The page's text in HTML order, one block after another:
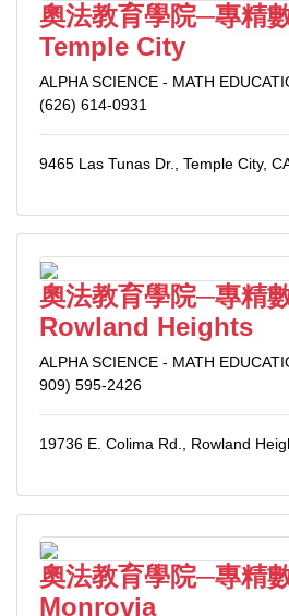
奧法教育學院─專精
Temple City
ALPHA SCIENCE - MATH
(626) 614-0931
9465 Las Tunas Dr., Temple City,
奧法教育學院─專精
Rowland Heights
ALPHA SCIENCE - MATH
909) 595-2426
19736 E. Colima Rd., Rowland
奧法教育學院─專精
Monrovia